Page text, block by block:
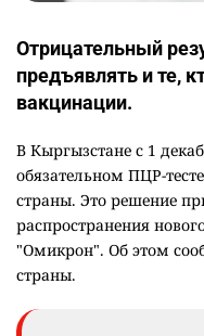
Отрицательный
предъявлять и те,
вакцинации.
В Кыргызстане с 1
обязательном ПЦР-
страны. Это решение
распространения
"Омикрон". Об этом
страны.